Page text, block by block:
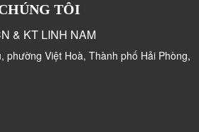
TÔI
& KT LINH NAM
phường Việt Hoà, Thành phố Hải Phòng,